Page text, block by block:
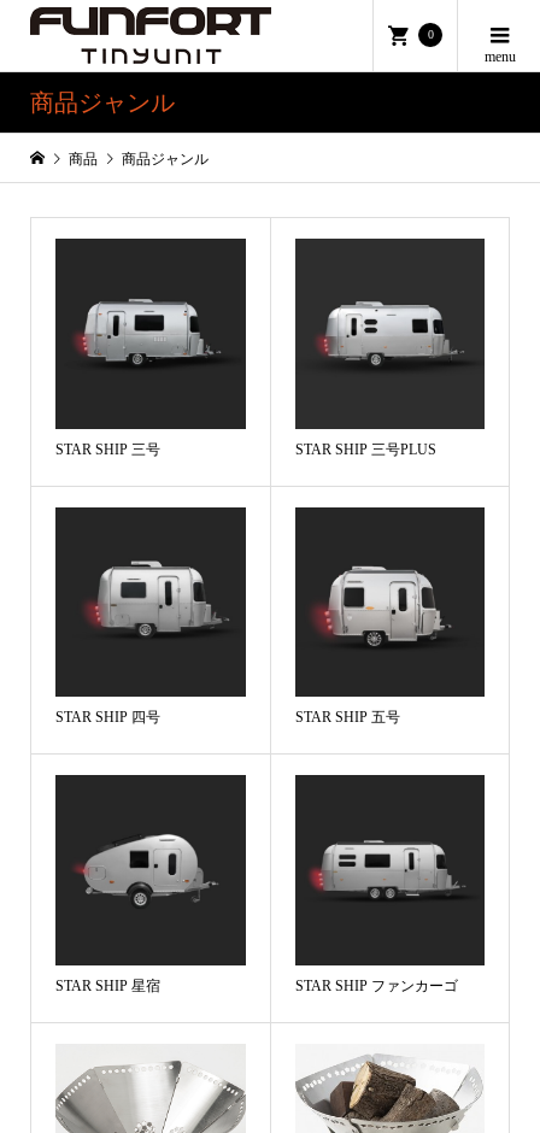
0
商品ジャンル
商品 商品ジャンル
STAR SHIP 三号 STAR SHIP 三号PLUS
STAR SHIP 四号 STAR SHIP 五号
STAR SHIP 星宿 STAR SHIP ファンカーゴ